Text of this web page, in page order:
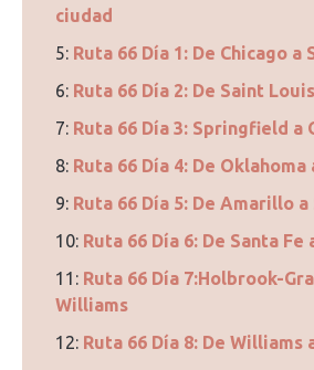
ciudad
5: Ruta 66 Día 1: De Chicago a
6: Ruta 66 Día 2: De Saint
7: Ruta 66 Día 3: Springfield a
8: Ruta 66 Día 4: De
9: Ruta 66 Día 5: De Amarillo a
10: Ruta 66 Día 6: De Santa
11: Ruta 66 Día 7:Holbrook-
Williams
12: Ruta 66 Día 8: De Williams